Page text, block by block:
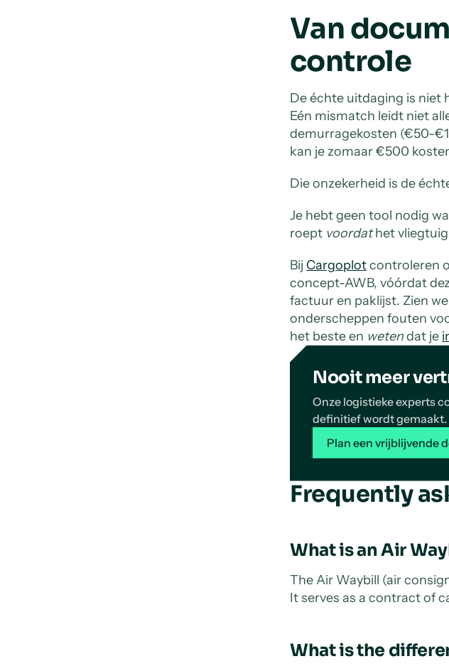
Van
controle
De échte uitdaging is niet
Eén mismatch leidt niet
demurragekosten (€50-
kan je zomaar €500
Die onzekerheid is de
Je hebt geen tool nodig
roept voordathet
Bij Cargoplotcontroleren
concept-AWB, vóórdat
factuur en paklijst. Zien
onderscheppen fouten
het beste en wetendat je
Nooit meer
Onze logistieke experts
definitief wordt gemaakt.
Plan een vrijblijvende
Frequently
What is an Air
The Air Waybill (air
It serves as a contract of
What is the